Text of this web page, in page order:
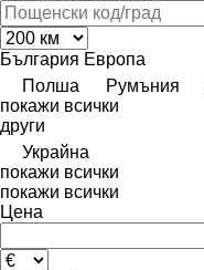
България Европа
Полша
Румъния
покажи всички
други
Украйна
покажи всички
покажи всички
Цена